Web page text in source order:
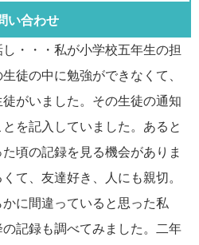
い合わせ
・・・私が小学校五年生の担
徒の中に勉強ができなくて、
がいました。その生徒の通知
を記入していました。あると
頃の記録を見る機会がありま
て、友達好き、人にも親切。
に間違っていると思った私
記録も調べてみました。二年